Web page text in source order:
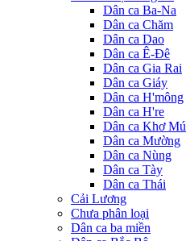
Dân ca Ba-Na
Dân ca Chăm
Dân ca Dao
Dân ca Ê-Đê
Dân ca Gia Rai
Dân ca Giáy
Dân ca H'mông
Dân ca H're
Dân ca Khơ Mú
Dân ca Mường
Dân ca Nùng
Dân ca Tày
Dân ca Thái
Cải Lương
Chưa phân loại
Dân ca ba miền